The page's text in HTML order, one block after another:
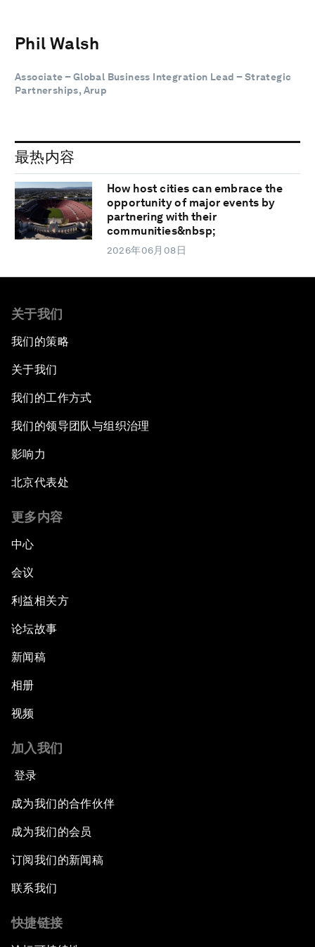
Phil Walsh
Associate – Global Business Integration Lead – Strategic
Partnerships, Arup
最热内容
How host cities can embrace the
opportunity of major events by
partnering with their
communities&nbsp;
2026年06月08日
关于我们
我们的策略
关于我们
我们的工作方式
我们的领导团队与组织治理
影响力
北京代表处
更多内容
中心
会议
利益相关方
论坛故事
新闻稿
相册
视频
加入我们
登录
成为我们的合作伙伴
成为我们的会员
订阅我们的新闻稿
联系我们
快捷链接